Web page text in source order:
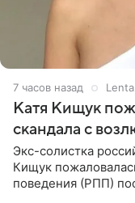
7 часов назад
Катя Кищук
скандала с
Экс-солистка
Кищук
поведения (РПП)